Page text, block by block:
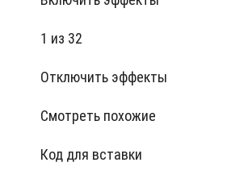
1 из 32
Отключить эффекты
Смотреть похожие
Код для вставки